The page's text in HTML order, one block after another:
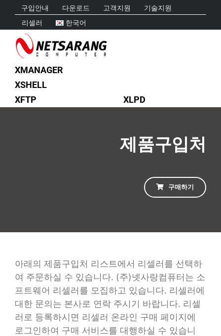
content
구입안내 다운로드 고객지원
기술지원
리셀러
한국어
XMANAGER
XSHELL
XFTP
XLPD
제품구입처
구매하기
아래의 제품구입처 리스트에서 리셀러를 선택하
여 주문하실 수 있습니다. (주)넷사랑컴퓨터는 소
프트웨어 리셀러를 모집하고 있습니다. 리셀러에
대한 문의는 본사로 연락 주시기 바랍니다. 리셀
러로 등록하시면 리셀러 온라인 구매 페이지에
로그인하여 구매 서비스를 대행하실 수 있습니